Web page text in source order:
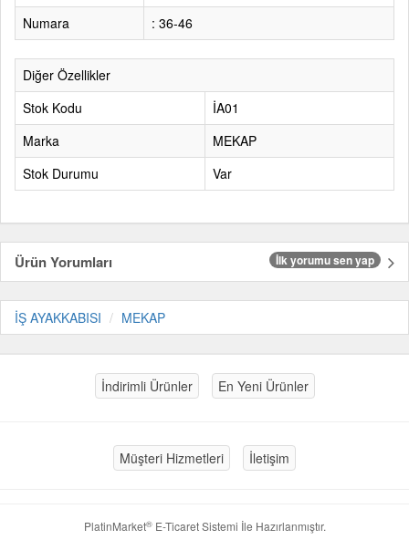
Numara
: 36-46
Diğer Özellikler
Stok Kodu
İA01
Marka
MEKAP
Stok Durumu
Var
Ürün Yorumları İlk yorumu sen yap
İŞ AYAKKABISI MEKAP
İndirimli Ürünler En Yeni Ürünler
Müşteri Hizmetleri İletişim
PlatinMarket®E-Ticaret Sistemi İle Hazırlanmıştır.